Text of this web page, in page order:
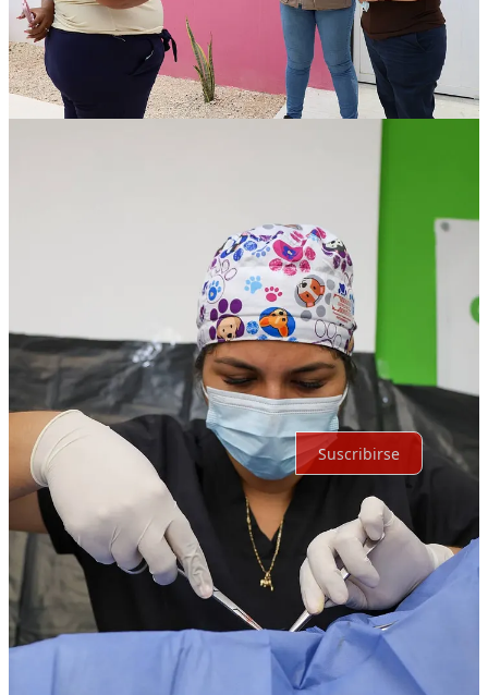
Compartir
Debates
Sin posts
Por supuesto, sigue adelante.
Suscribirse
© 2026 Expediente Quintana Roo·Privacidad
de recolección
Crea tu Substack
Descargar la app
Substack es el hogar de la gran cultura